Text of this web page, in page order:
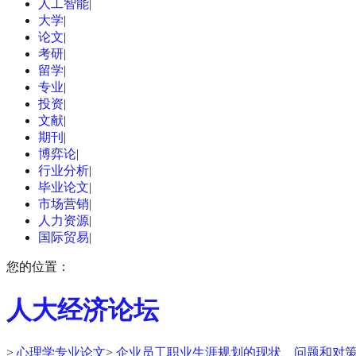
人工智能|
大学|
论文|
考研|
留学|
专业|
投资|
文献|
期刊 |
博弈论|
行业分析|
毕业论文|
市场营销|
人力资源|
国际贸易|
您的位置：
人大经济论坛
> 心理学专业论文> 企业员工职业生涯规划的现状、问题和对